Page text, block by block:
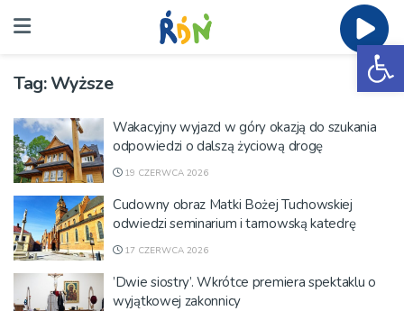
Tag:Wyższe
Wakacyjny wyjazd w góry okazją do szukania
odpowiedzi o dalszą życiową drogę
19 CZERWCA 2026
Cudowny obraz Matki Bożej Tuchowskiej
odwiedzi seminarium i tarnowską katedrę
17 CZERWCA 2026
’Dwie siostry’. Wkrótce premiera spektaklu o
wyjątkowej zakonnicy